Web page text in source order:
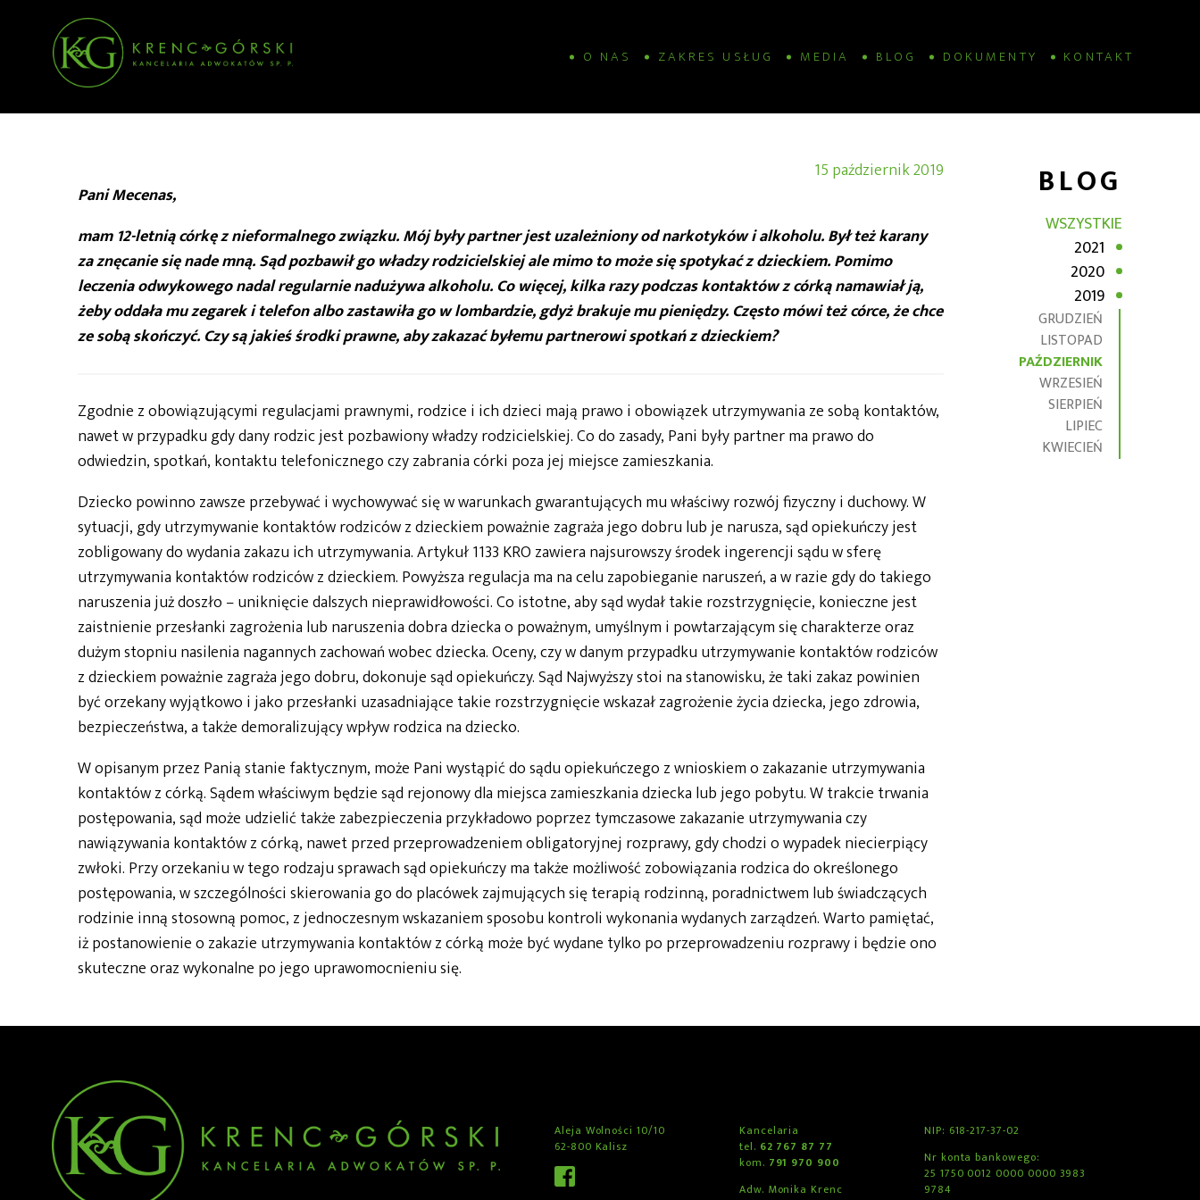
O NAS ZAKRES USŁUG MEDIA BLOG DOKUMENTY KONTAKT
15 październik 2019
Pani Mecenas,
mam 12-letnią córkę z nieformalnego związku. Mój były partner jest uzależniony od narkotyków i alkoholu. Był też karany
za znęcanie się nade mną. Sąd pozbawił go władzy rodzicielskiej ale mimo to może się spotykać z dzieckiem. Pomimo
leczenia odwykowego nadal regularnie nadużywa alkoholu. Co więcej, kilka razy podczas kontaktów z córką namawiał ją,
żeby oddała mu zegarek i telefon albo zastawiła go w lombardzie, gdyż brakuje mu pieniędzy. Często mówi też córce, że chce
ze sobą skończyć. Czy są jakieś środki prawne, aby zakazać byłemu partnerowi spotkań z dzieckiem?
Zgodnie z obowiązującymi regulacjami prawnymi, rodzice i ich dzieci mają prawo i obowiązek utrzymywania ze sobą kontaktów,
nawet w przypadku gdy dany rodzic jest pozbawiony władzy rodzicielskiej. Co do zasady, Pani były partner ma prawo do
odwiedzin, spotkań, kontaktu telefonicznego czy zabrania córki poza jej miejsce zamieszkania.
Dziecko powinno zawsze przebywać i wychowywać się w warunkach gwarantujących mu właściwy rozwój fizyczny i duchowy. W
sytuacji, gdy utrzymywanie kontaktów rodziców z dzieckiem poważnie zagraża jego dobru lub je narusza, sąd opiekuńczy jest
zobligowany do wydania zakazu ich utrzymywania. Artykuł 1133 KRO zawiera najsurowszy środek ingerencji sądu w sferę
utrzymywania kontaktów rodziców z dzieckiem. Powyższa regulacja ma na celu zapobieganie naruszeń, a w razie gdy do takiego
naruszenia już doszło – uniknięcie dalszych nieprawidłowości. Co istotne, aby sąd wydał takie rozstrzygnięcie, konieczne jest
zaistnienie przesłanki zagrożenia lub naruszenia dobra dziecka o poważnym, umyślnym i powtarzającym się charakterze oraz
dużym stopniu nasilenia nagannych zachowań wobec dziecka. Oceny, czy w danym przypadku utrzymywanie kontaktów rodziców
z dzieckiem poważnie zagraża jego dobru, dokonuje sąd opiekuńczy. Sąd Najwyższy stoi na stanowisku, że taki zakaz powinien
być orzekany wyjątkowo i jako przesłanki uzasadniające takie rozstrzygnięcie wskazał zagrożenie życia dziecka, jego zdrowia,
bezpieczeństwa, a także demoralizujący wpływ rodzica na dziecko.
W opisanym przez Panią stanie faktycznym, może Pani wystąpić do sądu opiekuńczego z wnioskiem o zakazanie utrzymywania
kontaktów z córką. Sądem właściwym będzie sąd rejonowy dla miejsca zamieszkania dziecka lub jego pobytu. W trakcie trwania
postępowania, sąd może udzielić także zabezpieczenia przykładowo poprzez tymczasowe zakazanie utrzymywania czy
nawiązywania kontaktów z córką, nawet przed przeprowadzeniem obligatoryjnej rozprawy, gdy chodzi o wypadek niecierpiący
zwłoki. Przy orzekaniu w tego rodzaju sprawach sąd opiekuńczy ma także możliwość zobowiązania rodzica do określonego
postępowania, w szczególności skierowania go do placówek zajmujących się terapią rodzinną, poradnictwem lub świadczących
rodzinie inną stosowną pomoc, z jednoczesnym wskazaniem sposobu kontroli wykonania wydanych zarządzeń. Warto pamiętać,
iż postanowienie o zakazie utrzymywania kontaktów z córką może być wydane tylko po przeprowadzeniu rozprawy i będzie ono
skuteczne oraz wykonalne po jego uprawomocnieniu się.
BLOG
WSZYSTKIE
2021
2020
2019
GRUDZIEŃ
LISTOPAD
PAŹDZIERNIK
WRZESIEŃ
SIERPIEŃ
LIPIEC
KWIECIEŃ
Aleja Wolności 10/10
62-800 Kalisz
Kancelaria
tel. 62 767 87 77
kom. 791 970 900
Adw. Monika Krenc
NIP: 618-217-37-02
Nr konta bankowego:
25 1750 0012 0000 0000 3983
9784